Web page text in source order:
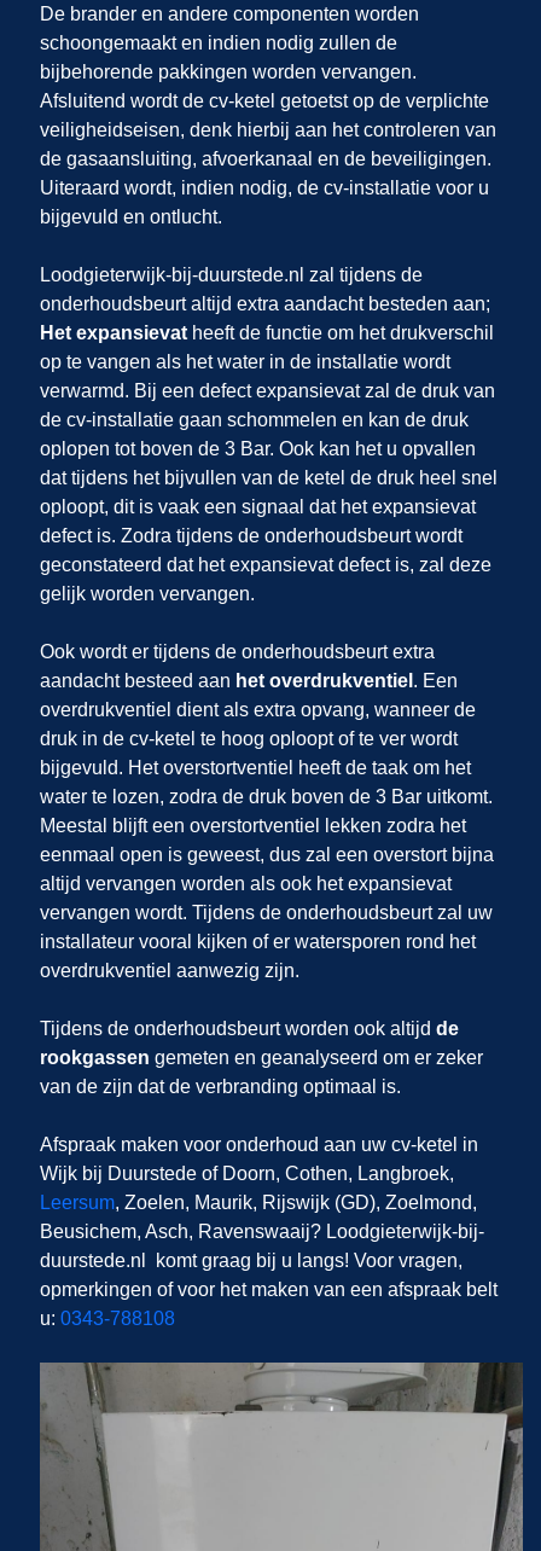
De brander en andere componenten worden
schoongemaakt en indien nodig zullen de
bijbehorende pakkingen worden vervangen.
Afsluitend wordt de cv-ketel getoetst op de verplichte
veiligheidseisen, denk hierbij aan het controleren van
de gasaansluiting, afvoerkanaal en de beveiligingen.
Uiteraard wordt, indien nodig, de cv-installatie voor u
bijgevuld en ontlucht.
Loodgieterwijk-bij-duurstede.nl zal tijdens de
onderhoudsbeurt altijd extra aandacht besteden aan;
Het expansievatheeft de functie om het drukverschil
op te vangen als het water in de installatie wordt
verwarmd. Bij een defect expansievat zal de druk van
de cv-installatie gaan schommelen en kan de druk
oplopen tot boven de 3 Bar. Ook kan het u opvallen
dat tijdens het bijvullen van de ketel de druk heel snel
oploopt, dit is vaak een signaal dat het expansievat
defect is. Zodra tijdens de onderhoudsbeurt wordt
geconstateerd dat het expansievat defect is, zal deze
gelijk worden vervangen.
Ook wordt er tijdens de onderhoudsbeurt extra
aandacht besteed aan het overdrukventiel . Een
overdrukventiel dient als extra opvang, wanneer de
druk in de cv-ketel te hoog oploopt of te ver wordt
bijgevuld. Het overstortventiel heeft de taak om het
water te lozen, zodra de druk boven de 3 Bar uitkomt.
Meestal blijft een overstortventiel lekken zodra het
eenmaal open is geweest, dus zal een overstort bijna
altijd vervangen worden als ook het expansievat
vervangen wordt. Tijdens de onderhoudsbeurt zal uw
installateur vooral kijken of er watersporen rond het
overdrukventiel aanwezig zijn.
Tijdens de onderhoudsbeurt worden ook altijd de
rookgassen gemeten en geanalyseerd om er zeker
van de zijn dat de verbranding optimaal is.
Afspraak maken voor onderhoud aan uw cv-ketel in
Wijk bij Duurstede of Doorn, Cothen, Langbroek,
Leersum, Zoelen, Maurik, Rijswijk (GD), Zoelmond,
Beusichem, Asch, Ravenswaaij? Loodgieterwijk-bij-
duurstede.nl
komt graag bij u langs! Voor vragen,
opmerkingen of voor het maken van een afspraak belt
u: 0343-788108